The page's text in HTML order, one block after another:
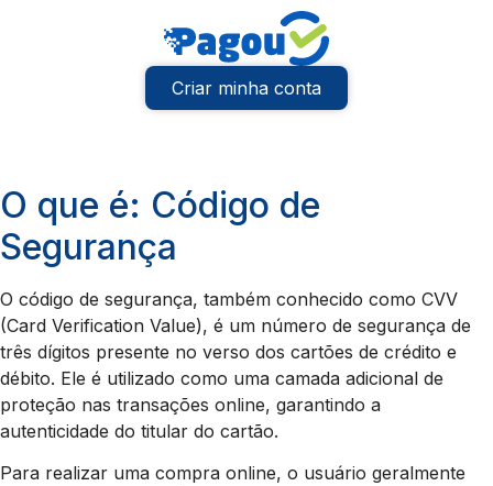
Criar minha conta
O que é: Código de
Segurança
O código de segurança, também conhecido como CVV
(Card Verification Value), é um número de segurança de
três dígitos presente no verso dos cartões de crédito e
débito. Ele é utilizado como uma camada adicional de
proteção nas transações online, garantindo a
autenticidade do titular do cartão.
Para realizar uma compra online, o usuário geralmente